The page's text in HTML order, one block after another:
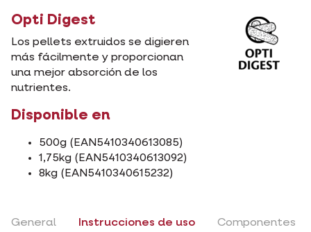
Opti Digest
Los pellets extruidos se digieren
más fácilmente y proporcionan
una mejor absorción de los
nutrientes.
Disponible en
500g (EAN5410340613085)
1,75kg (EAN5410340613092)
8kg (EAN5410340615232)
General Instrucciones de uso Componentes